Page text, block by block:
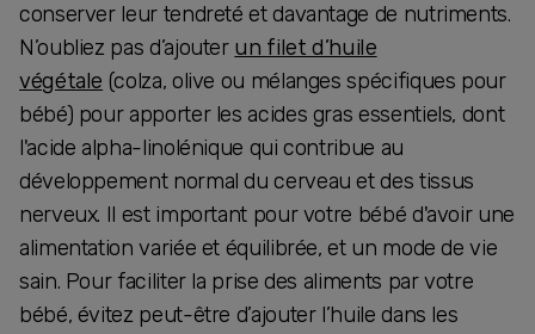
conserver leur tendreté et davantage de nutriments.
N’oubliez pas d’ajouter un filet d’huile
végétale (colza, olive ou mélanges spécifiques pour
bébé) pour apporter les acides gras essentiels, dont
l'acide alpha-linolénique qui contribue au
développement normal du cerveau et des tissus
nerveux. Il est important pour votre bébé d'avoir une
alimentation variée et équilibrée, et un mode de vie
sain. Pour faciliter la prise des aliments par votre
bébé, évitez peut-être d’ajouter l’huile dans les